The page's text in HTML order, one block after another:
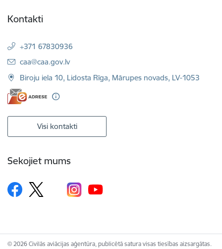
Kontakti
+371 67830936
E-pasts:
caa@caa.gov.lv
Biroju iela 10, Lidosta Rīga, Mārupes novads, LV-1053
Visi kontakti
Sekojiet mums
© 2026 Civilās aviācijas aģentūra, publicētā satura visas tiesības aizsargātas.